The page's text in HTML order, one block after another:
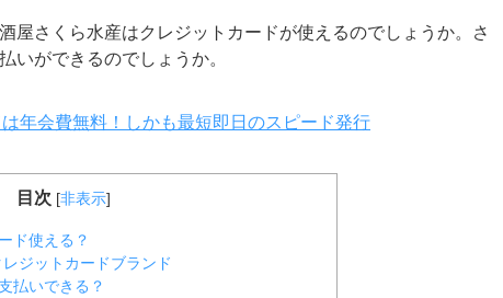
屋さくら水産はクレジットカードが使えるのでしょうか。さ
いができるのでしょうか。
年会費無料！しかも最短即日のスピード発行
目次 [非表示]
ド使える？
ジットカードブランド
払いできる？